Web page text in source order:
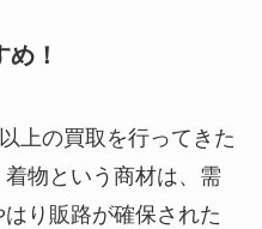
！
上の買取を行ってきた
物という商材は、需
り販路が確保された